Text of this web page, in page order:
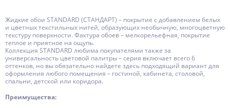
Жидкие обои STANDARD (СТАНДАРТ) – покрытие с добавлением белых
и цветных текстильных нитей, образующих необычную, многоцветную
текстуру поверхности. Фактура обоев – мелкорельефная, покрытие
теплое и приятное на ощупь.
Коллекция STANDARD любима покупателями также за
универсальность цветовой палитры – серия включает всего 6
оттенков, но вы обязательно найдете здесь подходящий вариант для
оформления любого помещения – гостиной, кабинета, столовой,
спальни, детской или коридора.
Преимущества: